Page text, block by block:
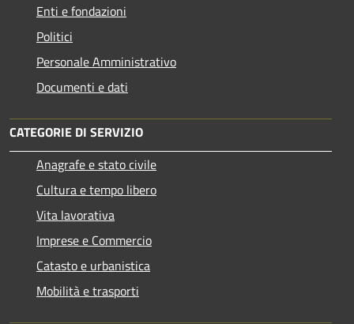
Enti e fondazioni
Politici
Personale Amministrativo
Documenti e dati
CATEGORIE DI SERVIZIO
Anagrafe e stato civile
Cultura e tempo libero
Vita lavorativa
Imprese e Commercio
Catasto e urbanistica
Mobilità e trasporti